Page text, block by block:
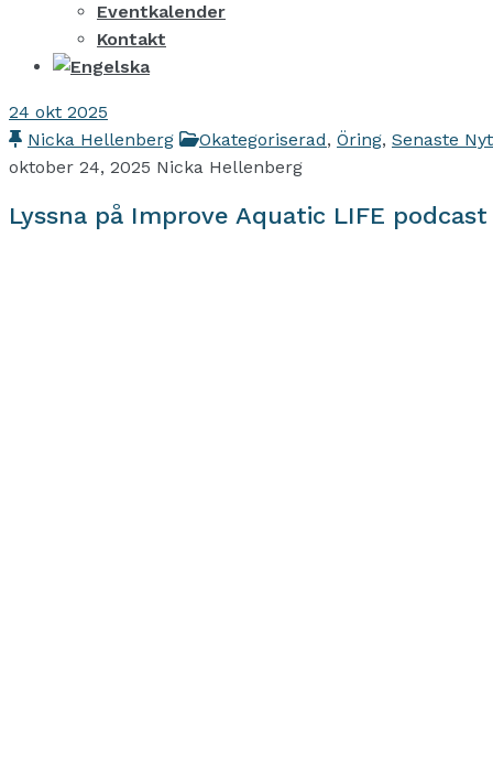
Eventkalender
Kontakt
24 okt 2025
Nicka Hellenberg
Okategoriserad, Öring, Senaste
oktober 24, 2025 Nicka Hellenberg
Lyssna på Improve Aquatic LIFE podcast